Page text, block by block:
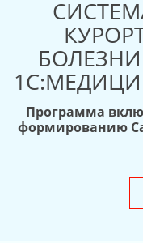
Программа
формированию